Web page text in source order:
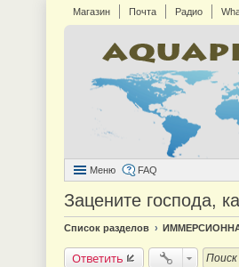
Магазин Почта Радио
Меню FAQ
Зацените господа,
Список разделов
Ответить